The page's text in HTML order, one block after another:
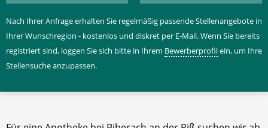
Nach Ihrer Anfrage erhalten Sie regelmäßig passende Stellenangebote in
Ihrer Wunschregion - kostenlos und diskret per E-Mail. Wenn Sie bereits
registriert sind, loggen Sie sich bitte in Ihrem Bewerberprofilein, um Ihre
Stellensuche anzupassen.